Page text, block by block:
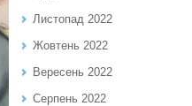
Листопад 2022
Жовтень 2022
Вересень 2022
Серпень 2022